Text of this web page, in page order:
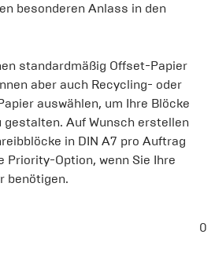
besonderen Anlass in den
standardmäßig Offset-Papier
aber auch Recycling- oder
auswählen, um Ihre Blöcke
gestalten. Auf Wunsch erstellen
in DIN A7 pro Auftrag
Priority-Option, wenn Sie Ihre
benötigen.
0